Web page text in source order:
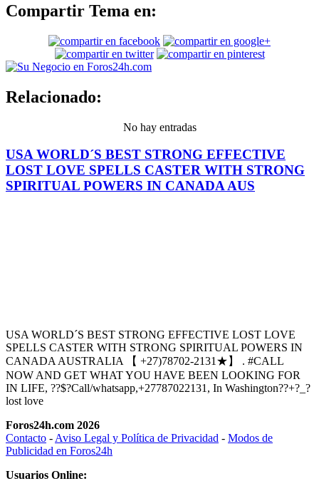
Compartir Tema en:
Relacionado:
No hay entradas
USA WORLD´S BEST STRONG EFFECTIVE
LOST LOVE SPELLS CASTER WITH STRONG
SPIRITUAL POWERS IN CANADA AUS
USA WORLD´S BEST STRONG EFFECTIVE LOST LOVE
SPELLS CASTER WITH STRONG SPIRITUAL POWERS IN
CANADA AUSTRALIA 【 +27)78702-2131★】 . #CALL
NOW AND GET WHAT YOU HAVE BEEN LOOKING FOR
IN LIFE, ??$?Call/whatsapp,+27787022131, In Washington??+?_?
lost love
Foros24h.com 2026
Contacto - Aviso Legal y Política de Privacidad - Modos de
Publicidad en Foros24h
Usuarios Online: